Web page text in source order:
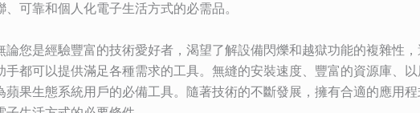
可靠和個人化電子生活方式的必需品。
您是經驗豐富的技術愛好者，渴望了解設備閃爍和越獄功能的複雜性，
都可以提供滿足各種需求的工具。無縫的安裝速度、豐富的資源庫、
果生態系統用戶的必備工具。隨著技術的不斷發展，擁有合適的應用